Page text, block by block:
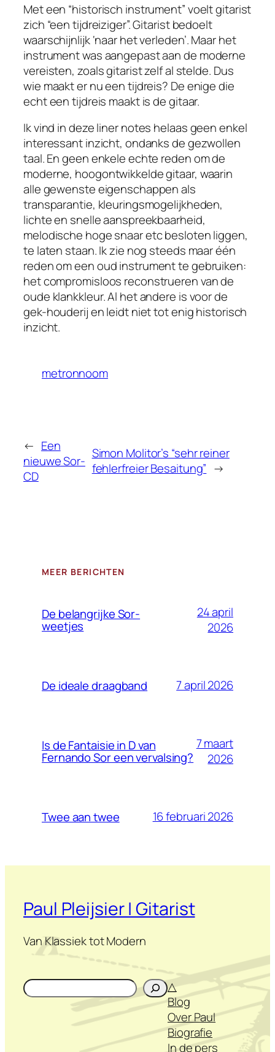
Met een “historisch instrument” voelt gitarist
zich “een tijdreiziger”. Gitarist bedoelt
waarschijnlijk ‘naar het verleden’. Maar het
instrument was aangepast aan de moderne
vereisten, zoals gitarist zelf al stelde. Dus
wie maakt er nu een tijdreis? De enige die
echt een tijdreis maakt is de gitaar.
Ik vind in dezeliner notes helaas geen enkel
interessant inzicht, ondanks de gezwollen
taal. En geen enkele echte reden om de
moderne, hoogontwikkelde gitaar, waarin
alle gewenste eigenschappen als
transparantie, kleuringsmogelijkheden,
lichte en snelle aanspreekbaarheid,
melodische hoge snaar etc besloten liggen,
te laten staan. Ik zie nog steeds maar één
reden om een oud instrument te gebruiken:
het compromisloos reconstrueren van de
oude klankkleur. Al het andere is voor de
gek-houderij en leidt niet tot enig historisch
inzicht.
metronnoom
← Een
nieuwe Sor-
CD
Simon Molitor’s “sehr reiner
fehlerfreier Besaitung” →
MEER BERICHTEN
De belangrijke Sor-
weetjes
24 april
2026
De ideale draagband 7 april 2026
Is de Fantaisie in D van
Fernando Sor een vervalsing?
7 maart
2026
Twee aan twee 16 februari 2026
Paul Pleijsier | Gitarist
Van Klassiek tot Modern
Zoeken
△
Blog
Over Paul
Biografie
In de pers